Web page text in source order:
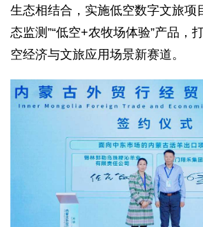
生态相结合，实施低空数字文旅项
态监测”“低空+农牧场体验”产品，
空经济与文旅应用场景新赛道。